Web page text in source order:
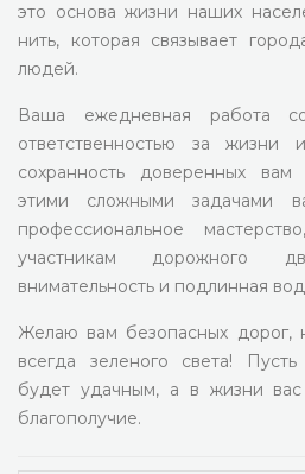
это основа жизни наших
нить, которая связывает
людей.
Ваша ежедневная работа
ответственностью за
сохранность доверенных вам
этими сложными задачами
профессиональное
участникам дорожного
внимательность и подлинная
Желаю вам безопасных дорог,
всегда зеленого света!
будет удачным, а в жизни
благополучие.